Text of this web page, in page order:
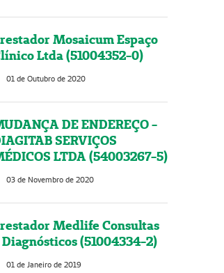
Mosaicum Espaço
Ltda (51004352-0)
01 de Outubro de 2020
DE ENDEREÇO -
SERVIÇOS
LTDA (54003267-5)
03 de Novembro de 2020
Medlife Consultas
Diagnósticos (51004334-2)
01 de Janeiro de 2019